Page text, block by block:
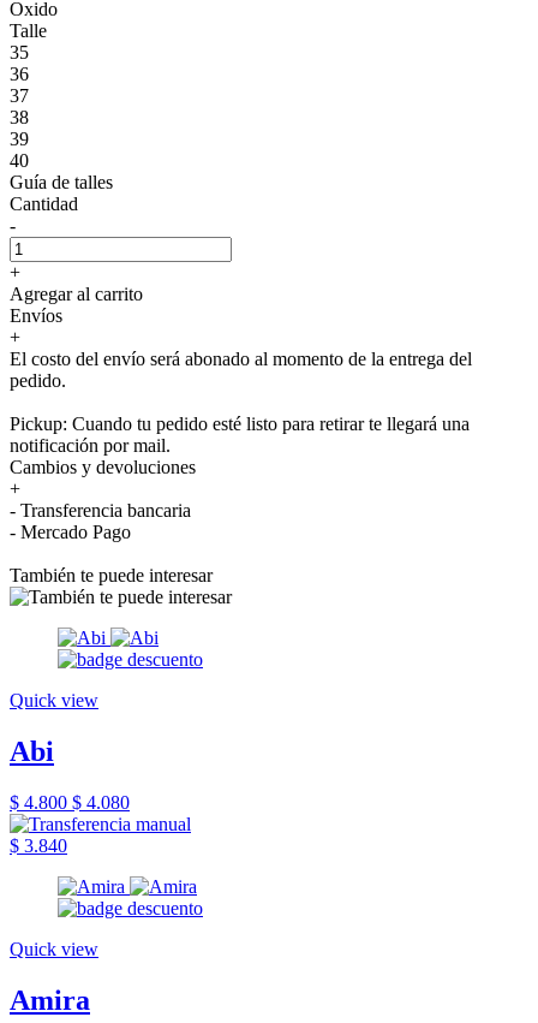
Oxido
Talle
35
36
37
38
39
40
Guía de talles
Cantidad
-
+
Agregar al carrito
Envíos
+
El costo del envío será abonado al momento de la entrega del
pedido.
Pickup: Cuando tu pedido esté listo para retirar te llegará una
notificación por mail.
Cambios y devoluciones
+
- Transferencia bancaria
- Mercado Pago
También te puede interesar
Quick view
Abi
$ 4.800 $ 4.080
$ 3.840
Quick view
Amira